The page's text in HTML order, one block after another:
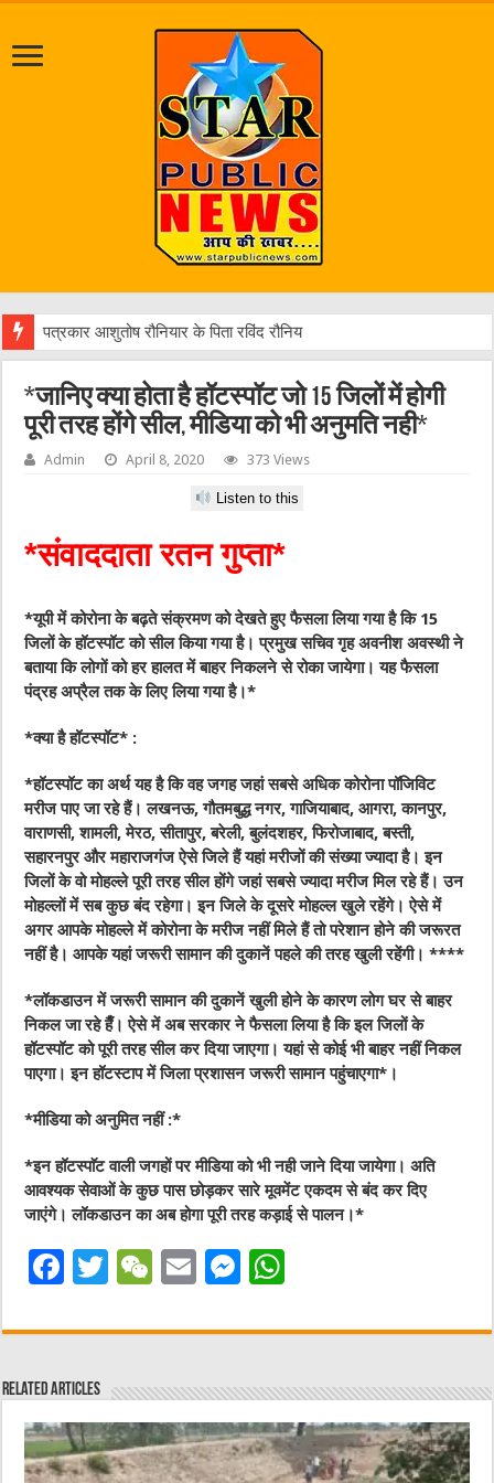
*जानिए क्या होता है हॉटस्पॉट जो 15 जिलों में होगी
पूरी तरह होंगे सील, मीडिया को भी अनुमति नही*
Admin April 8, 2020 373 Views
Listen to this
*संवाददाता रतन गुप्ता*
*यूपी में कोरोना के बढ़ते संक्रमण को देखते हुए फैसला लिया गया है कि 15
जिलों के हॉटस्पॉट को सील किया गया है। प्रमुख सचिव गृह अवनीश अवस्थी ने
बताया कि लोगों को हर हालत में बाहर निकलने से रोका जायेगा। यह फैसला
पंद्रह अप्रैल तक के लिए लिया गया है।*
*क्या है हॉटस्पॉट* :
*हॉटस्पॉट का अर्थ यह है कि वह जगह जहां सबसे अधिक कोरोना पॉजिविट
मरीज पाए जा रहे हैं। लखनऊ, गौतमबुद्ध नगर, गाजियाबाद, आगरा, कानपुर,
वाराणसी, शामली, मेरठ, सीतापुर, बरेली, बुलंदशहर, फिरोजाबाद, बस्ती,
सहारनपुर और महाराजगंज ऐसे जिले हैं यहां मरीजों की संख्या ज्यादा है। इन
जिलों के वो मोहल्ले पूरी तरह सील होंगे जहां सबसे ज्यादा मरीज मिल रहे हैं। उन
मोहल्लों में सब कुछ बंद रहेगा। इन जिले के दूसरे मोहल्ल खुले रहेंगे। ऐसे में
अगर आपके मोहल्ले में कोरोना के मरीज नहीं मिले हैं तो परेशान होने की जरूरत
नहीं है। आपके यहां जरूरी सामान की दुकानें पहले की तरह खुली रहेंगी। ****
*लॉकडाउन में जरूरी सामान की दुकानें खुली होने के कारण लोग घर से बाहर
निकल जा रहे हैँ। ऐसे में अब सरकार ने फैसला लिया है कि इल जिलों के
हॉटस्पॉट को पूरी तरह सील कर दिया जाएगा। यहां से कोई भी बाहर नहीं निकल
पाएगा। इन हॉटस्टाप में जिला प्रशासन जरूरी सामान पहुंचाएगा*।
*मीडिया को अनुमित नहीं :*
*इन हॉटस्पाॅट वाली जगहों पर मीडिया को भी नही जाने दिया जायेगा। अति
आवश्यक सेवाओं के कुछ पास छोड़कर सारे मूवमेंट एकदम से बंद कर दिए
जाएंगे। लॉकडाउन का अब होगा पूरी तरह कड़ाई से पालन।*
F
c
e
b
o
T
it
r
W
C
at
E
ai
M
ss
n
g
at
A
p
Related Articles